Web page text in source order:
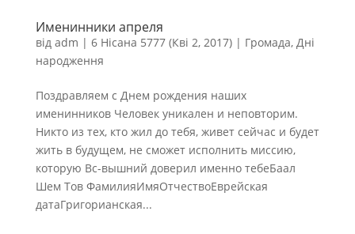
Именинники апреля
від adm | 6 Нісана 5777 (Кві 2, 2017)| Громада, Дні
народження
Поздравляем с Днем рождения наших
именинников Человек уникален и неповторим.
Никто из тех, кто жил до тебя, живет сейчас и будет
жить в будущем, не сможет исполнить миссию,
которую Вс-вышний доверил именно тебеБаал
Шем Тов ФамилияИмяОтчествоЕврейская
датаГригорианская...